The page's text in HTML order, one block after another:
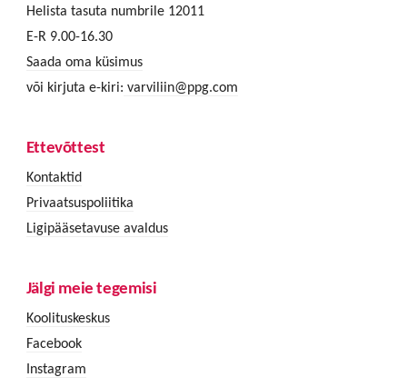
Helista tasuta numbrile 12011
E-R 9.00-16.30
Saada oma küsimus
või kirjuta e-kiri: varviliin@ppg.com
Ettevõttest
Kontaktid
Privaatsuspoliitika
Ligipääsetavuse avaldus
Jälgi meie tegemisi
Koolituskeskus
Facebook
Instagram